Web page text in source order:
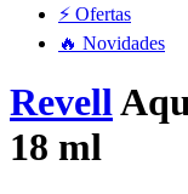
⚡ Ofertas
🔥 Novidades
Revell
18 ml